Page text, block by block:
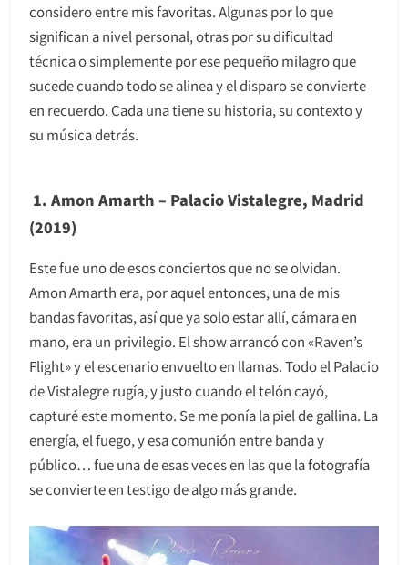
considero entre mis favoritas. Algunas por lo que
significan a nivel personal, otras por su dificultad
técnica o simplemente por ese pequeño milagro que
sucede cuando todo se alinea y el disparo se convierte
en recuerdo. Cada una tiene su historia, su contexto y
su música detrás.
1. Amon Amarth – Palacio Vistalegre, Madrid
(2019)
Este fue uno de esos conciertos que no se olvidan.
Amon Amarth era, por aquel entonces, una de mis
bandas favoritas, así que ya solo estar allí, cámara en
mano, era un privilegio. El show arrancó con «Raven’s
Flight» y el escenario envuelto en llamas. Todo el Palacio
de Vistalegre rugía, y justo cuando el telón cayó,
capturé este momento. Se me ponía la piel de gallina. La
energía, el fuego, y esa comunión entre banda y
público… fue una de esas veces en las que la fotografía
se convierte en testigo de algo más grande.